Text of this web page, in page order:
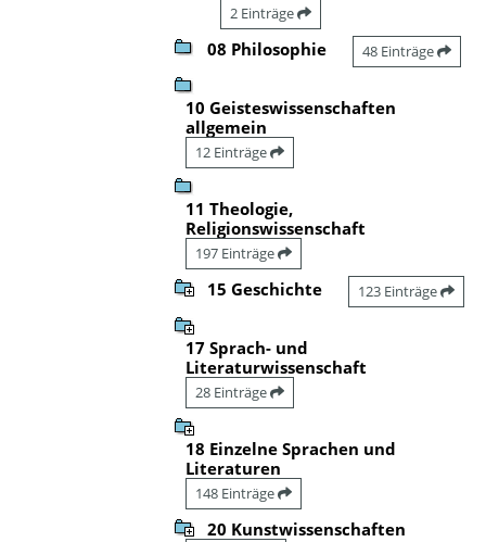
2 Einträge
08 Philosophie 48 Einträge
10 Geisteswissenschaften
allgemein
12 Einträge
11 Theologie,
Religionswissenschaft
197 Einträge
15 Geschichte 123 Einträge
17 Sprach- und
Literaturwissenschaft
28 Einträge
18 Einzelne Sprachen und
Literaturen
148 Einträge
20 Kunstwissenschaften